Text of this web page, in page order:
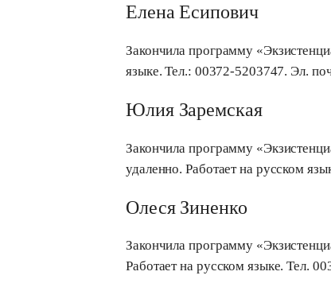
Елена Есипович
Закончила программу
языке. Teл.: 00372-5203747. Эл.
Юлия Заремская
Закончила программу
удаленно. Работает на русском
Олеся Зиненко
Закончила программу
Работает на русском языке. Тел.